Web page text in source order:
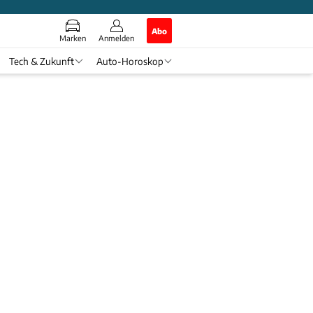
Marken Anmelden
Abo
Tech & Zukunft Auto-Horoskop